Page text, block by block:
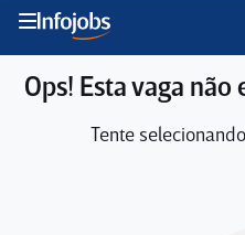
Ops! Esta vaga
Tente